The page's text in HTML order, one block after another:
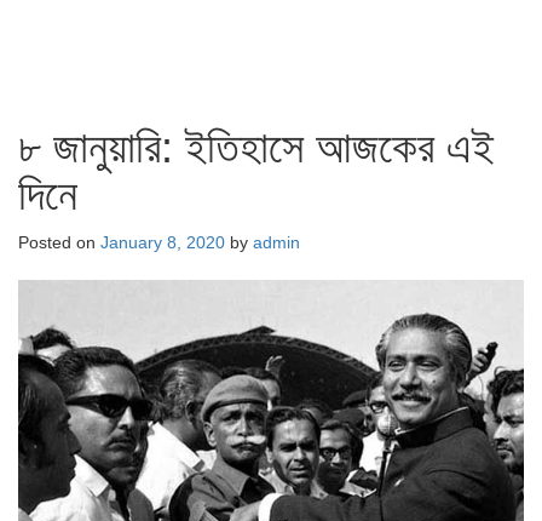
৮ জানুয়ারি: ইতিহাসে আজকের এই
দিনে
Posted on January 8, 2020 by admin